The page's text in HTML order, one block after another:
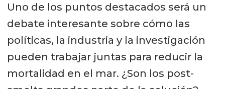
Uno de los puntos destacados será un
debate interesante sobre cómo las
políticas, la industria y la investigación
pueden trabajar juntas para reducir la
mortalidad en el mar. ¿Son los post-